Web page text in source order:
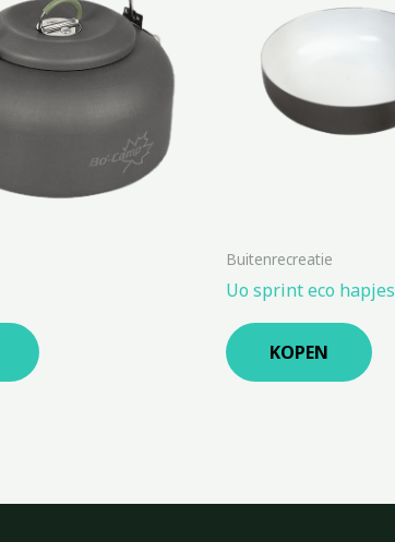
Buitenrecreatie
Uo sprint eco
KOPEN